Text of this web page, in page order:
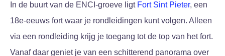
In de buurt van de ENCI-groeve ligt Fort Sint Pieter, een
18e-eeuws fort waar je rondleidingen kunt volgen. Alleen
via een rondleiding krijg je toegang tot de top van het fort.
Vanaf daar geniet je van een schitterend panorama over